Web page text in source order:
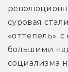
суровая
«оттепель»,
большими
социализма